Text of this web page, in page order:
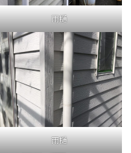
雨樋
雨樋